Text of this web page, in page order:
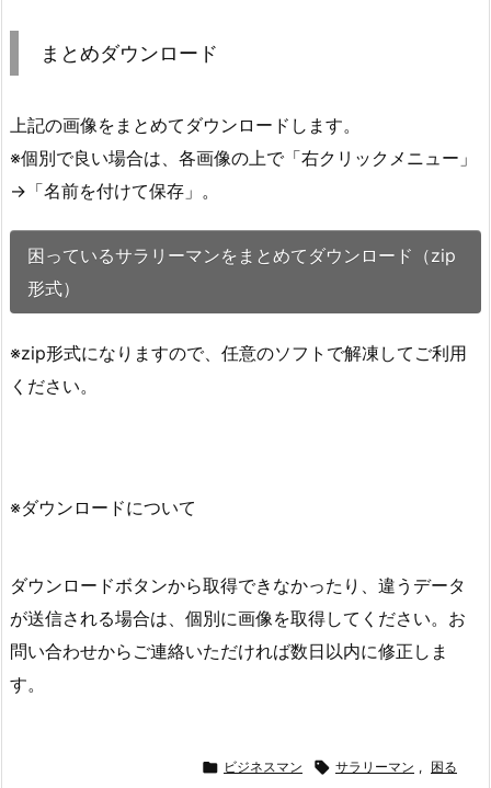
まとめダウンロード
上記の画像をまとめてダウンロードします。
※個別で良い場合は、各画像の上で「右クリックメニュー」
→「名前を付けて保存」。
困っているサラリーマンをまとめてダウンロード（zip
形式）
※zip形式になりますので、任意のソフトで解凍してご利用
ください。
※ダウンロードについて
ダウンロードボタンから取得できなかったり、違うデータ
が送信される場合は、個別に画像を取得してください。お
問い合わせからご連絡いただければ数日以内に修正しま
す。
 ビジネスマン  サラリーマン , 困る